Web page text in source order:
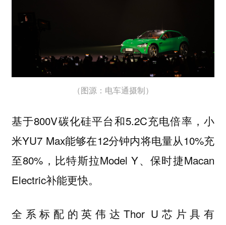
（图源：电车通摄制）
基于800V碳化硅平台和5.2C充电倍率，小
米YU7 Max能够在12分钟内将电量从10%充
至80%，比特斯拉Model Y、保时捷Macan
Electric补能更快。
全系标配的英伟达Thor U芯片具有